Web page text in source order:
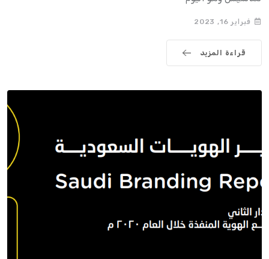
فبراير 16, 2023
قراءة المزيد